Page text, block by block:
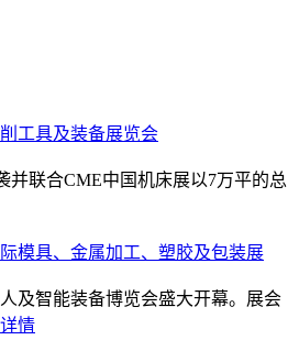
工具及装备展览会
并联合CME中国机床展以7万平的总
模具、金属加工、塑胶及包装展
及智能装备博览会盛大开幕。展会
详情